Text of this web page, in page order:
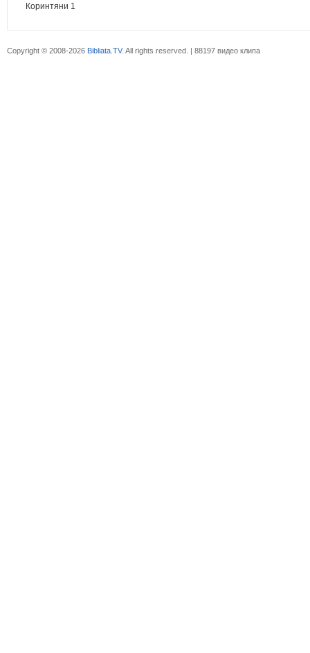
Коринтяни 1
Copyright © 2008-2026 Bibliata.TV. All rights reserved. | 88197 видео клипа